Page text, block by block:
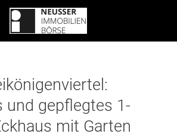
und gepflegtes 1-
mit Garten